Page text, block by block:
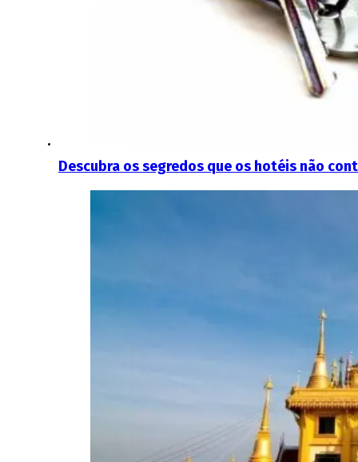
Descubra os segredos que os hotéis não